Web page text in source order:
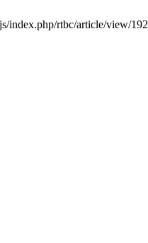
index.php/rtbc/article/view/192